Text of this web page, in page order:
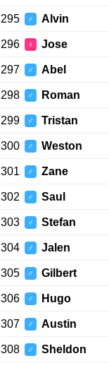
295 ♂ Alvin
296 ♀ Jose
297 ♂ Abel
298 ♂ Roman
299 ♂ Tristan
300 ♂ Weston
301 ♂ Zane
302 ♂ Saul
303 ♂ Stefan
304 ♂ Jalen
305 ♂ Gilbert
306 ♂ Hugo
307 ♂ Austin
308 ♂ Sheldon